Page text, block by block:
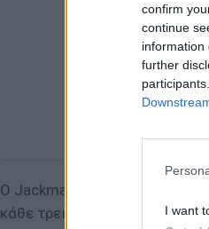
confirm
continue
information
further
I want
Ο Jackman, που είναι
κάθε τρεις μήνες, αποκάλυψε